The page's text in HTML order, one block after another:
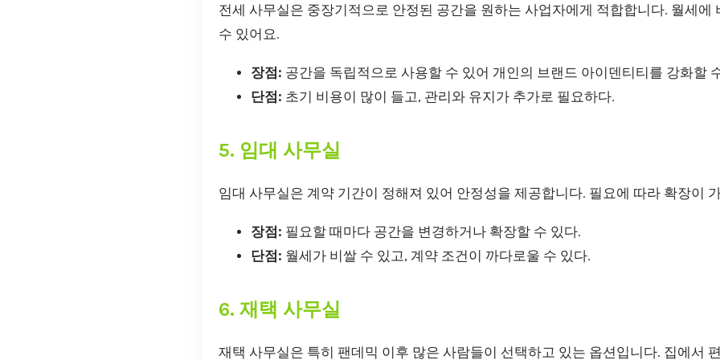
전세 사무실은 중장기적으로 안정된 공간을 원하는 사업자에게 적합합니다. 월세에
수 있어요.
장점: 공간을 독립적으로 사용할 수 있어 개인의 브랜드 아이덴티티를 강화할
단점: 초기 비용이 많이 들고, 관리와 유지가 추가로 필요하다.
5. 임대 사무실
임대 사무실은 계약 기간이 정해져 있어 안정성을 제공합니다. 필요에 따라 확장이
장점: 필요할 때마다 공간을 변경하거나 확장할 수 있다.
단점: 월세가 비쌀 수 있고, 계약 조건이 까다로울 수 있다.
6. 재택 사무실
재택 사무실은 특히 팬데믹 이후 많은 사람들이 선택하고 있는 옵션입니다. 집에서